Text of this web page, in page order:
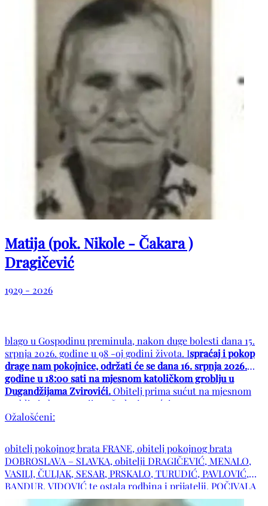
Matija (pok. Nikole - Čakara )
Dragičević
1929 - 2026
blago u Gospodinu preminula, nakon duge bolesti dana 15.
srpnja 2026. godine u 98 -oj godini života. Ispraćaj i pokop
drage nam pokojnice, održati će se dana 16. srpnja 2026.
godine u 18:00 sati na mjesnom katoličkom groblju u
Dugandžijama Zvirovići.
groblju jedan sat prije početka ispraćaja.
Ožalošćeni:
obitelj pokojnog brata FRANE, obitelj pokojnog brata
DOBROSLAVA – SLAVKA, obitelji DRAGIČEVIĆ, MENALO,
VASILJ, ČULJAK, SESAR, PRSKALO, TURUDIĆ, PAVLOVIĆ,
BANDUR, VIDOVIĆ te ostala rodbina i prijatelji. POČIVALA
U MIRU BOŽJEM!